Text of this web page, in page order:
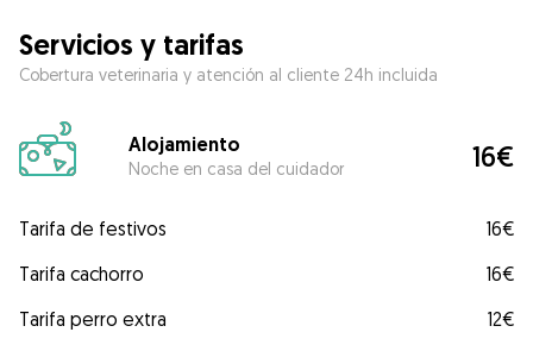
Servicios y tarifas
Cobertura veterinaria y atención al cliente 24h incluida
Alojamiento
Noche en casa del cuidador 16€
Tarifa de festivos
16€
Tarifa cachorro
16€
Tarifa perro extra
12€